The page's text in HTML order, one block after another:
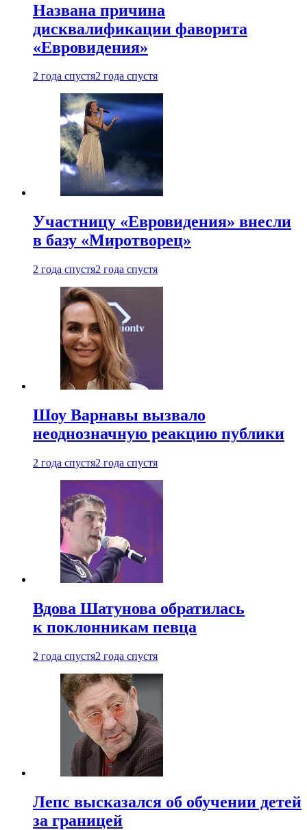
Названа причина
дисквалификации фаворита
«Евровидения»
2 года спустя2 года спустя
Участницу «Евровидения» внесли
в базу «Миротворец»
2 года спустя2 года спустя
Шоу Варнавы вызвало
неоднозначную реакцию публики
2 года спустя2 года спустя
Вдова Шатунова обратилась
к поклонникам певца
2 года спустя2 года спустя
Лепс высказался об обучении детей
за границей